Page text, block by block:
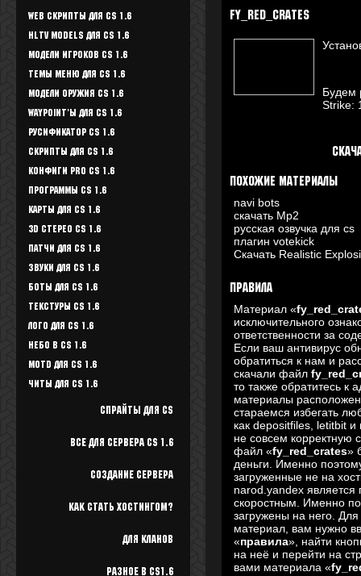
WEB скрипты для CS 1.6
HLTV Models для CS 1.6
Модели игроков CS 1.6
Темы меню для CS 1.6
Модели оружия CS 1.6
Waypoint'ы для CS 1.6
Русификатор CS 1.6
Скрипты для CS 1.6
Конфиги Pro CS 1.6
Программы CS 1.6
Карты для CS 1.6
3D стерео CS 1.6
Патчи для CS 1.6
Звуки для CS 1.6
Боты для CS 1.6
Текстуры Cs 1.6
Лого для CS 1.6
Небо в CS 1.6
Motd для CS 1.6
Читы для CS 1.6
Спрайты для cs
Все для Сервера CS 1.6
Создание сервера
Как стать хостингом?
Для кланов
Разное в cs1.6
fy_red_crates
Будем
Strike:
Похожие материалы
navi bots
скачать Mp2
русская озвучка для cs
плагин votekick
Скачать Realistic
Правила
Материал «
исключительного
ответственности за
Если ваш антивирус
обратиться к нам и
скачали файл
то также обратитесь к
материалы
стараемся избегать
как depositfiles, letitbit
не совсем корректную
файл «fy_red_crates»
деньги. Именно
загруженные не на
narod.yandex
скоростным. Именно
загружены на него.
материал, вам нужно
«правила», найти
на неё и перейти на
вами материала «